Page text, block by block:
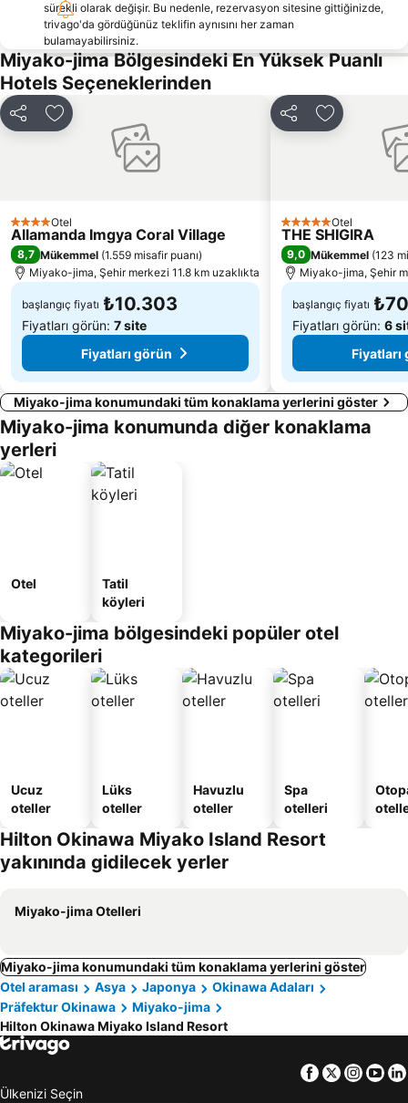
sürekli olarak değişir. Bu nedenle, rezervasyon sitesine gittiğinizde,
trivago'da gördüğünüz teklifin aynısını her zaman
bulamayabilirsiniz.
Miyako-jima Bölgesindeki En Yüksek Puanlı
Hotels Seçeneklerinden
Paylaş Favorilerime ekle
4 YıldızOtel
Allamanda Imgya Coral Village
8,7 Mükemmel (1.559 misafir puanı)
Miyako-jima, Şehir merkezi 11.8 km uzaklıkta
başlangıç fiyatı ₺10.303
Fiyatları görün: 7 site
Fiyatları görün
Paylaş
5 Yıldız Otel
THE SHIGIRA
9,0 Mükemmel (123
Miyako-jima, Şehir
başlangıç fiyatı
Fiyatları görün: 6
Fiyatları
Miyako-jima konumundaki tüm konaklama yerlerini göster
Miyako-jima konumunda diğer konaklama
yerleri
Otel
Tatil
köyleri
Miyako-jima bölgesindeki popüler otel
kategorileri
Ucuz
oteller
Lüks
oteller
Havuzlu
oteller
Spa
otelleri
Hilton Okinawa Miyako Island Resort
yakınında gidilecek yerler
Miyako-jima Otelleri
Miyako-jima konumundaki tüm konaklama yerlerini göster
Otel araması
Asya Japonya
Okinawa Adaları
Präfektur Okinawa
Miyako-jima
Hilton Okinawa Miyako Island Resort
Facebook
Twitter
Ülkenizi Seçin